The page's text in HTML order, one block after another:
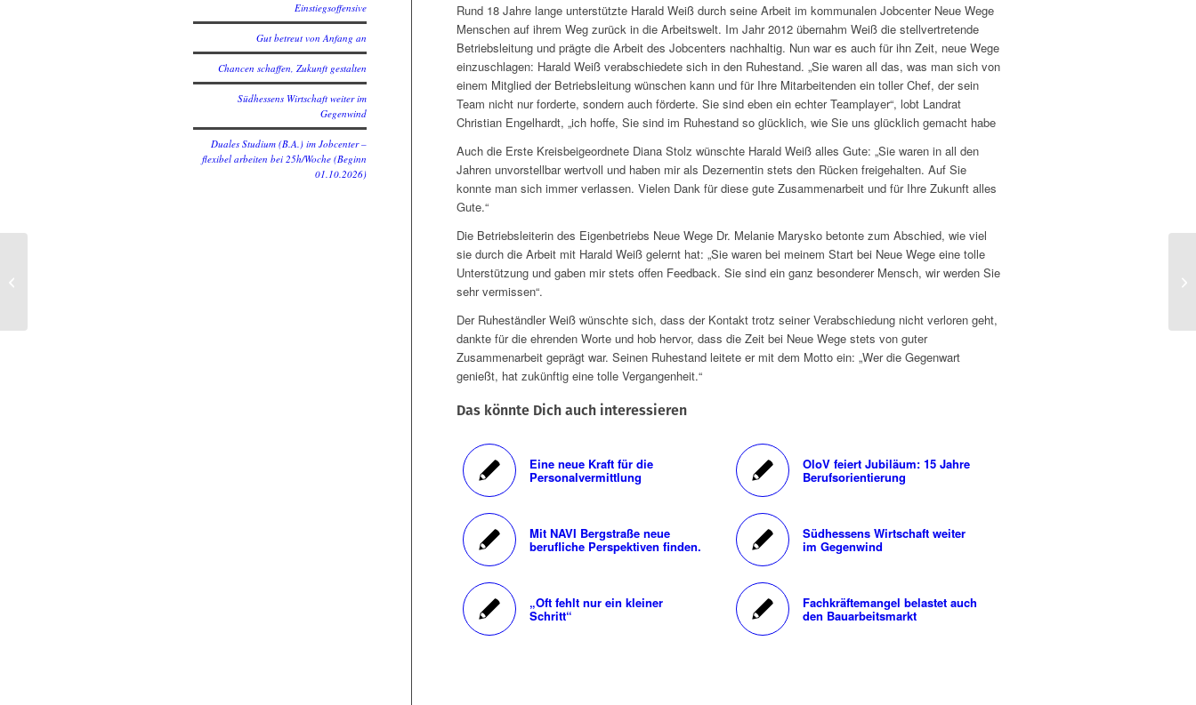
Rund 18 Jahre lange unterstützte Harald Weiß durch seine Arbeit im kommunalen Jobcenter Neue Wege
Menschen auf ihrem Weg zurück in die Arbeitswelt. Im Jahr 2012 übernahm Weiß die stellvertretende
Betriebsleitung und prägte die Arbeit des Jobcenters nachhaltig. Nun war es auch für ihn Zeit, neue Wege
einzuschlagen: Harald Weiß verabschiedete sich in den Ruhestand. „Sie waren all das, was man sich von
einem Mitglied der Betriebsleitung wünschen kann und für Ihre Mitarbeitenden ein toller Chef, der sein
Team nicht nur forderte, sondern auch förderte. Sie sind eben ein echter Teamplayer“, lobt Landrat
Christian Engelhardt, „ich hoffe, Sie sind im Ruhestand so glücklich, wie Sie uns glücklich gemacht habe
Auch die Erste Kreisbeigeordnete Diana Stolz wünschte Harald Weiß alles Gute: „Sie waren in all den
Jahren unvorstellbar wertvoll und haben mir als Dezernentin stets den Rücken freigehalten. Auf Sie
konnte man sich immer verlassen. Vielen Dank für diese gute Zusammenarbeit und für Ihre Zukunft alles
Gute.“
Die Betriebsleiterin des Eigenbetriebs Neue Wege Dr. Melanie Marysko betonte zum Abschied, wie viel
sie durch die Arbeit mit Harald Weiß gelernt hat: „Sie waren bei meinem Start bei Neue Wege eine tolle
Unterstützung und gaben mir stets offen Feedback. Sie sind ein ganz besonderer Mensch, wir werden Sie
sehr vermissen“.
Der Ruheständler Weiß wünschte sich, dass der Kontakt trotz seiner Verabschiedung nicht verloren geht,
dankte für die ehrenden Worte und hob hervor, dass die Zeit bei Neue Wege stets von guter
Zusammenarbeit geprägt war. Seinen Ruhestand leitete er mit dem Motto ein: „Wer die Gegenwart
genießt, hat zukünftig eine tolle Vergangenheit.“
Das könnte Dich auch interessieren
Eine neue Kraft für die
Personalvermittlung
OloV feiert Jubiläum: 15 Jahre
Berufsorientierung
Mit NAVI Bergstraße neue
berufliche Perspektiven finden.
Südhessens Wirtschaft weiter
im Gegenwind
„Oft fehlt nur ein kleiner
Schritt“
Fachkräftemangel belastet auch
den Bauarbeitsmarkt
Einstiegsoffensive
Gut betreut von Anfang an
Chancen schaffen, Zukunft gestalten
Südhessens Wirtschaft weiter im
Gegenwind
Duales Studium (B.A.) im Jobcenter –
flexibel arbeiten bei 25h/Woche (Beginn
01.10.2026)